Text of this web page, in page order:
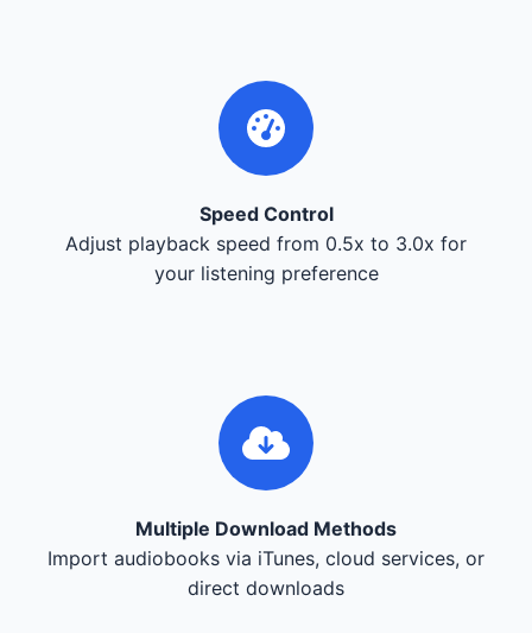
Speed Control
Adjust playback speed from 0.5x to 3.0x for
your listening preference
Multiple Download Methods
Import audiobooks via iTunes, cloud services, or
direct downloads